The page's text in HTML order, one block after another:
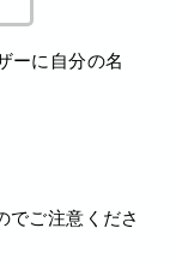
ーに自分の名
でご注意くださ